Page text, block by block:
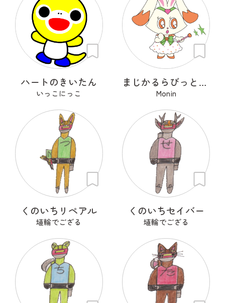
ハートのきいたん
いっこにっこ
まじかるらびっと ミカ
Monin
くのいちリペアル
埴輪でござる
くのいちセイバー
埴輪でござる